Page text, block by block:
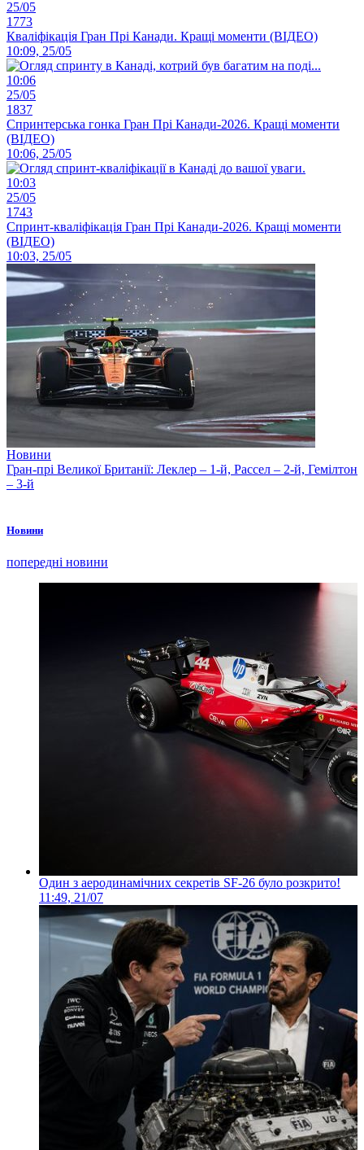
25/05
1773
Кваліфікація Гран Прі Канади. Кращі моменти (ВІДЕО)
10:09, 25/05
10:06
25/05
1837
Спринтерська гонка Гран Прі Канади-2026. Кращі моменти
(ВІДЕО)
10:06, 25/05
10:03
25/05
1743
Спринт-кваліфікація Гран Прі Канади-2026. Кращі моменти
(ВІДЕО)
10:03, 25/05
Новини
Гран-прі Великої Британії: Леклер – 1-й, Рассел – 2-й, Гемілтон
– 3-й
Новини
попередні новини
Один з аеродинамічних секретів SF-26 було розкрито!
11:49, 21/07